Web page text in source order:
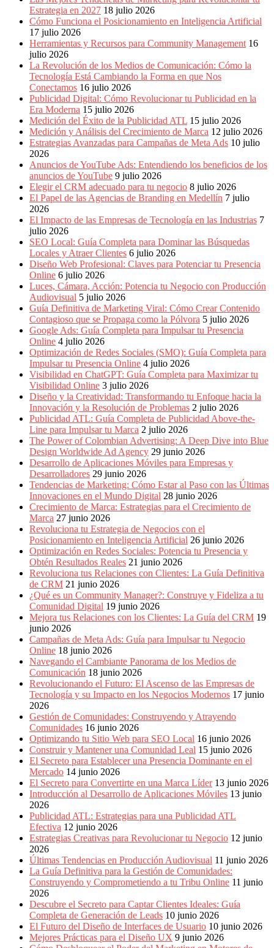
Periódicos
Producción
Gráfica
Colombia.
Estrategia en 2027 18 julio 2026
Cómo Funciona el Posicionamiento en Inteligencia Artificial
17 julio 2026
Herramientas y Recursos para Community Management 16
julio 2026
La Revolución de los Medios de Comunicación: Cómo la
Tecnología Está Cambiando la Forma en que Nos
Conectamos 16 julio 2026
Publicidad Digital: Cómo Revolucionar tu Publicidad en la
Era Moderna 15 julio 2026
Medición del Éxito de la Publicidad ATL 15 julio 2026
Medición y Análisis del Crecimiento de Marca 12 julio 2026
Estrategias Avanzadas para Campañas de Meta Ads 10 julio
2026
Anuncios de YouTube Ads: Entendiendo los beneficios de los
anuncios de YouTube 9 julio 2026
Elegir el CRM adecuado para tu negocio 8 julio 2026
El Papel de las Agencias de Branding en Medellín 7 julio
2026
El Impacto de las Empresas de Tecnología en las Industrias 7
julio 2026
SEO Local: Guía Completa para Dominar las Búsquedas
Locales y Atraer Clientes 6 julio 2026
Diseño Web Profesional: Claves para Potenciar tu Presencia
Online 6 julio 2026
Luces, Cámara, Acción: Potencia tu Negocio con Producción
Audiovisual 5 julio 2026
Guía Definitiva de Marketing Viral: Cómo Crear Contenido
Contagioso que se Propaga como la Pólvora 5 julio 2026
Google Ads: Guía Completa para Impulsar tu Presencia
Online 4 julio 2026
Optimización de Redes Sociales (SMO): Guía Completa para
Impulsar tu Presencia Online 4 julio 2026
Visibilidad en ChatGPT: Guía Completa para Maximizar tu
Visibilidad Online 3 julio 2026
Diseño y la Creatividad: Transformando tu Enfoque hacia la
Innovación y la Resolución de Problemas 2 julio 2026
Publicidad ATL: Guía Completa de Publicidad Above-the-
Line para Impulsar tu Marca 2 julio 2026
The Power of Colombian Advertising: A Deep Dive into Blue
Design Worldwide Ad Agency 29 junio 2026
Desarrollo de Aplicaciones Móviles para Empresas y
Desarrolladores 29 junio 2026
Tendencias de Marketing: Cómo Estar al Paso con las Últimas
Innovaciones en el Mundo Digital 28 junio 2026
Crecimiento de Marca: Estrategias para el Crecimiento de
Marca 27 junio 2026
Revoluciona tu Estrategia de Negocios con el
Posicionamiento en Inteligencia Artificial 26 junio 2026
Optimización en Redes Sociales: Potencia tu Presencia y
Obtén Resultados Reales 21 junio 2026
Revoluciona tus Relaciones con Clientes: La Guía Definitiva
de CRM 21 junio 2026
¿Qué es un Community Manager?: Construye y Fideliza a tu
Comunidad Digital 19 junio 2026
Mejora tus Relaciones con los Clientes: La Guía del CRM 19
junio 2026
Campañas de Meta Ads: Guía para Impulsar tu Negocio
Online 18 junio 2026
Navegando el Cambiante Panorama de los Medios de
Comunicación 18 junio 2026
Revolucionando el Futuro: El Ascenso de las Empresas de
Tecnología y su Impacto en los Negocios Modernos 17 junio
2026
Gestión de Comunidades: Construyendo y Atrayendo
Comunidades 16 junio 2026
Optimizando tu Sitio Web para SEO Local 16 junio 2026
Construir y Mantener una Comunidad Leal 15 junio 2026
El Secreto para Establecer una Presencia Dominante en el
Mercado 14 junio 2026
El Secreto para Convertirte en una Marca Líder 13 junio 2026
Introducción al Desarrollo de Aplicaciones Móviles 13 junio
2026
Publicidad ATL: Estrategias para una Publicidad ATL
Efectiva 12 junio 2026
Estrategias Creativas para Revolucionar tu Negocio 12 junio
2026
Últimas Tendencias en Producción Audiovisual 11 junio 2026
La Guía Definitiva para la Gestión de Comunidades:
Construyendo y Comprometiendo a tu Tribu Online 11 junio
2026
Descubre el Secreto para Captar Clientes Ideales: Guía
Completa de Generación de Leads 10 junio 2026
El Futuro del Diseño de Interfaces de Usuario 10 junio 2026
Mejores Prácticas para el Diseño UX 9 junio 2026